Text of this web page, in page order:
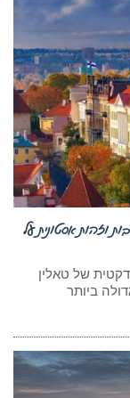
וזהות אסטונית על
גם: מצגת דידקטית של טאלין
ביותר